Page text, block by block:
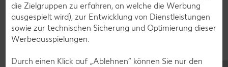
Das könnte dich auch
interessieren
die Zielgruppen zu erfahren, an welche die Werbung
ausgespielt wird), zur Entwicklung von Dienstleistungen
sowie zur technischen Sicherung und Optimierung dieser
Werbeausspielungen.
Durch einen Klick auf „Ablehnen“ können Sie nur den